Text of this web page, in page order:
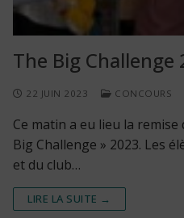
The Big Challenge
22 JUIN 2023 CONCOURS
Ce matin a eu lieu la
Big Challenge » 2023. Les
et du club…
LIRE LA SUITE →